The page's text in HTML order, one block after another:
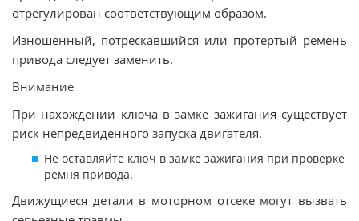
отрегулирован соответствующим образом.
Изношенный, потрескавшийся или протертый ремень
привода следует заменить.
Внимание
При нахождении ключа в замке зажигания существует
риск непредвиденного запуска двигателя.
Не оставляйте ключ в замке зажигания при проверке
ремня привода.
Движущиеся детали в моторном отсеке могут вызвать